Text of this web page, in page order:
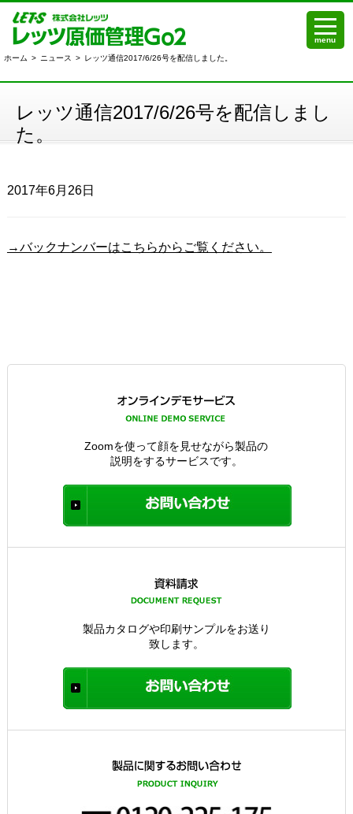
menu
ホーム > ニュース > レッツ通信2017/6/26号を配信しました。
レッツ通信2017/6/26号を配信しまし
た。
2017年6月26日
→バックナンバーはこちらからご覧ください。
Zoomを使って顔を見せながら製品の
説明をするサービスです。
製品カタログや印刷サンプルをお送り
致します。